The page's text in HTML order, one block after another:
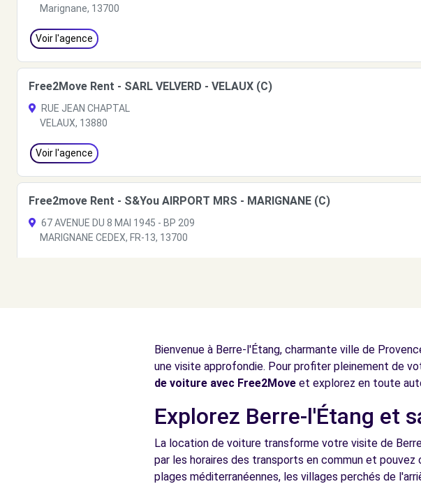
Marignane, 13700
Voir l'agence
Free2Move Rent - SARL VELVERD - VELAUX (C)
RUE JEAN CHAPTAL
VELAUX, 13880
Voir l'agence
Free2move Rent - S&You AIRPORT MRS - MARIGNANE (C)
67 AVENUE DU 8 MAI 1945 - BP 209
MARIGNANE CEDEX, FR-13, 13700
MARIGNANE CEDEX, FR-13, 13700
Free2move Rent - S&You AIRPORT MRS - MARIGNANE (P)
MARIGNANE, FR-13, 13700
Bienvenue à Berre-l'Étang, charmante ville de
une visite approfondie. Pour profiter pleinement de
de voiture avec Free2Move et explorez en toute
Explorez Berre-l'Étang et
La location de voiture transforme votre visite de
par les horaires des transports en commun et
plages méditerranéennes, les villages perchés de